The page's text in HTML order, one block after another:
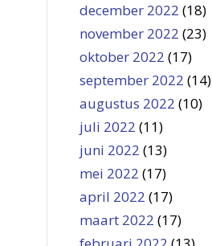
december 2022 (18)
november 2022 (23)
oktober 2022 (17)
september 2022 (14)
augustus 2022 (10)
juli 2022 (11)
juni 2022 (13)
mei 2022 (17)
april 2022 (17)
maart 2022 (17)